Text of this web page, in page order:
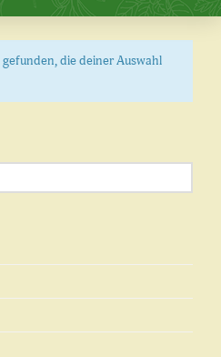
die deiner Auswahl